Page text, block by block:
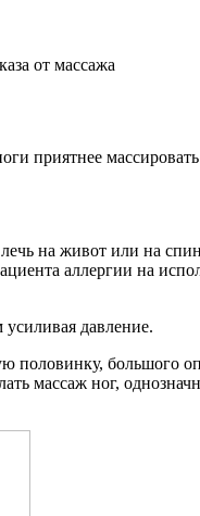
от массажа
приятнее
на живот или на
аллергии на
давление.
большого
массаж ног,